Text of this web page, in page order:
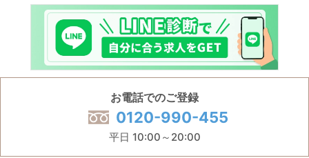
お電話でのご登録
0120-990-455
平日 10:00～20:00